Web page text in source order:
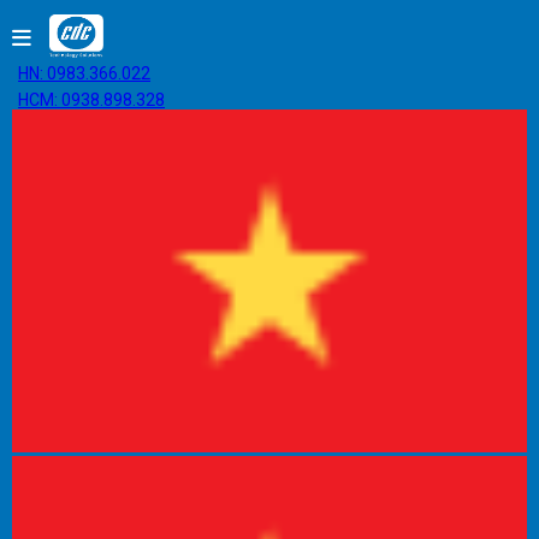
HN: 0983.366.022
HCM: 0938.898.328